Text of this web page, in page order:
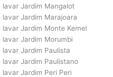
Jardim Mangalot
Jardim Marajoara
Jardim Monte Kemel
Jardim Morumbi
Jardim Paulista
Jardim Paulistano
Jardim Peri Peri